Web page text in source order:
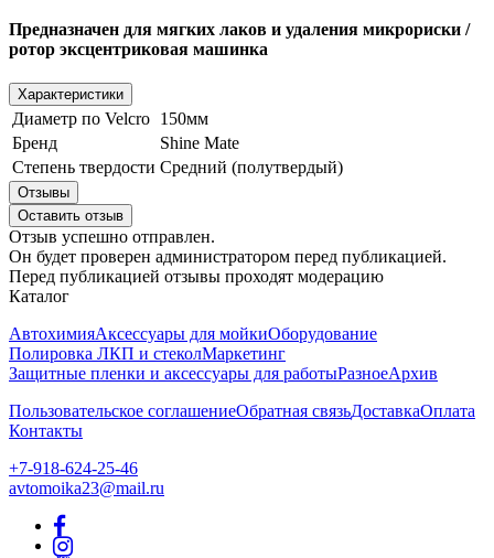
Предназначен для мягких лаков и удаления микрориски /
ротор эксцентриковая машинка
Характеристики
Диаметр по Velcro 150мм
Бренд
Shine Mate
Степень твердости Средний (полутвердый)
Отзывы
Оставить отзыв
Отзыв успешно отправлен.
Он будет проверен администратором перед публикацией.
Перед публикацией отзывы проходят модерацию
Каталог
АвтохимияАксессуары для мойкиОборудование
Полировка ЛКП и стеколМаркетинг
Защитные пленки и аксессуары для работыРазноеАрхив
Пользовательское соглашениеОбратная связьДоставкаОплата
Контакты
+7-918-624-25-46
avtomoika23@mail.ru